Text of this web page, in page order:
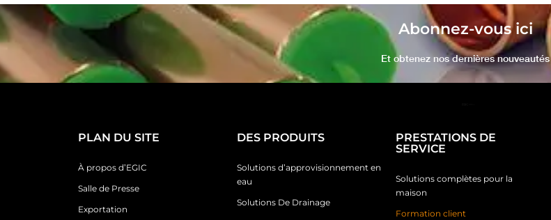
Abonnez-vous ici
Et obtenez nos dernières nouveautés
PLAN DU SITE
À propos d’EGIC
Salle de Presse
Exportation
DES PRODUITS
Solutions d’approvisionnement en
eau
Solutions De Drainage
PRESTATIONS DE
SERVICE
Solutions complètes pour la
maison
Formation client